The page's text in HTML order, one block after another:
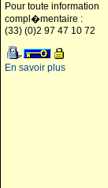
Pour toute information
compl�mentaire :
(33) (0)2 97 47 10 72
En savoir plus